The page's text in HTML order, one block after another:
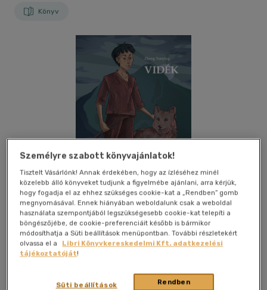
Könyv
Kívánságlistához adom Megosztom
2024|magyar nyelvű kartonált|221 oldal
Személyre szabott könyvajánlatok!
Tisztelt Vásárlónk! Annak érdekében, hogy az ízléséhez minél
közelebb álló könyveket tudjunk a figyelmébe ajánlani, arra kérjük,
hogy fogadja el az ehhez szükséges cookie-kat a „Rendben” gomb
megnyomásával. Ennek hiányában weboldalunk csak a weboldal
használata szempontjából legszükségesebb cookie-kat telepíti a
böngészőjébe, de cookie-preferenciáit később is bármikor
módosíthatja a Süti beállítások menüpontban. További részletekért
olvassa el a
Libri Könyvkereskedelmi Kft. adatkezelési
tájékoztatóját!
Rendben
Süti beállítások